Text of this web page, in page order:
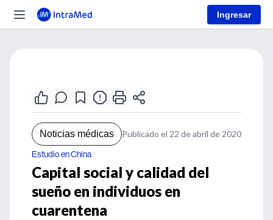
Ingresar
Noticias médicas Publicado el 22 de abril de 2020
Estudio en China
Capital social y calidad del
sueño en individuos en
cuarentena